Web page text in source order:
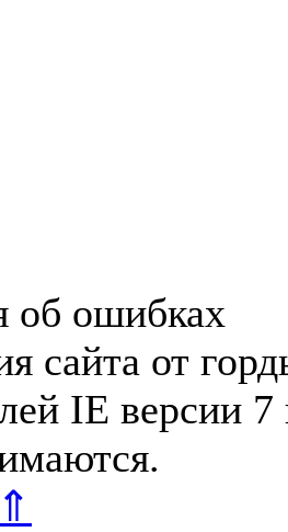
об ошибках
сайта от
IE версии